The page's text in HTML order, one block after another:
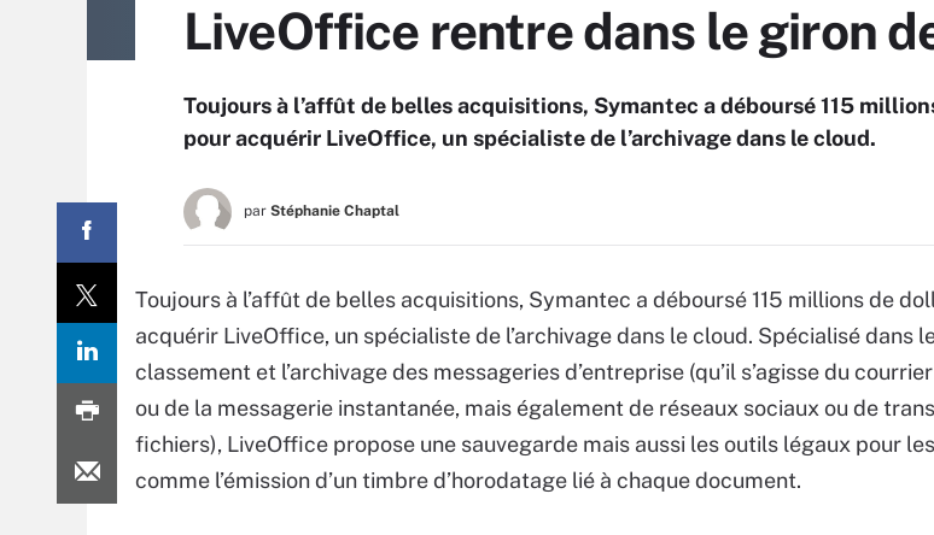
LiveOffice rentre dans le giron
Toujours à l’affût de belles acquisitions, Symantec a déboursé 115
pour acquérir LiveOffice, un spécialiste de l’archivage dans le cloud.
par Stéphanie Chaptal
Toujours à l’affût de belles acquisitions, Symantec a déboursé 115 millions de
acquérir LiveOffice, un spécialiste de l’archivage dans le cloud. Spécialisé dans
classement et l’archivage des messageries d’entreprise (qu’il s’agisse du
ou de la messagerie instantanée, mais également de réseaux sociaux ou de
fichiers), LiveOffice propose une sauvegarde mais aussi les outils légaux pour
comme l’émission d’un timbre d’horodatage lié à chaque document.